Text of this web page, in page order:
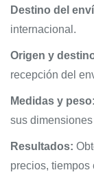
Destino del
internacional.
Origen y
recepción del
Medidas y peso:
sus
Resultados:
precios, tiempos